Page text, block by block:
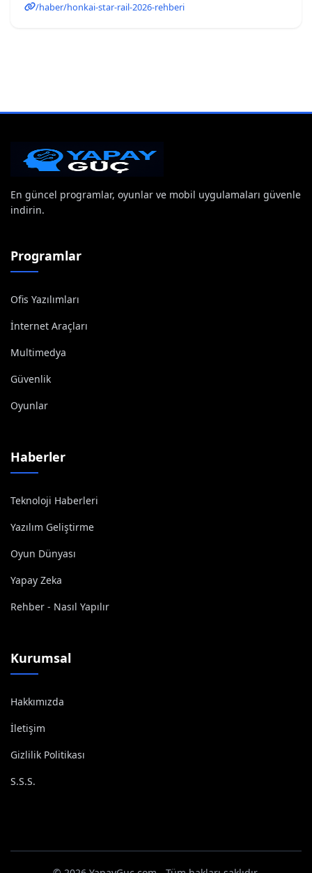
/haber/honkai-star-rail-2026-rehberi
En güncel programlar, oyunlar ve mobil uygulamaları güvenle
indirin.
Programlar
Ofis Yazılımları
İnternet Araçları
Multimedya
Güvenlik
Oyunlar
Haberler
Teknoloji Haberleri
Yazılım Geliştirme
Oyun Dünyası
Yapay Zeka
Rehber - Nasıl Yapılır
Kurumsal
Hakkımızda
İletişim
Gizlilik Politikası
S.S.S.